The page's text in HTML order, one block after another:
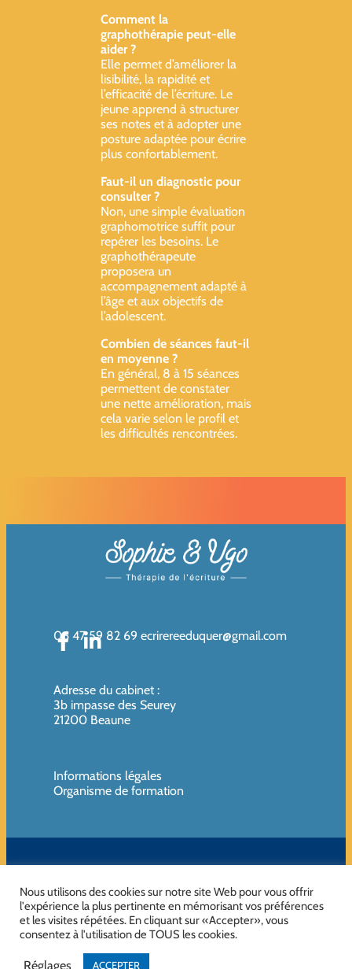
Comment la
graphothérapie peut-elle
aider ?
Elle permet d’améliorer la
lisibilité, la rapidité et
l’efficacité de l’écriture. Le
jeune apprend à structurer
ses notes et à adopter une
posture adaptée pour écrire
plus confortablement.
Faut-il un diagnostic pour
consulter ?
Non, une simple évaluation
graphomotrice suffit pour
repérer les besoins. Le
graphothérapeute
proposera un
accompagnement adapté à
l’âge et aux objectifs de
l’adolescent.
Combien de séances faut-il
en moyenne ?
En général, 8 à 15 séances
permettent de constater
une nette amélioration, mais
cela varie selon le profil et
les difficultés rencontrées.
06 47 59 82 69 ecrirereeduquer@gmail.com
Adresse du cabinet :
3b impasse des Seurey
21200 Beaune
Informations légales
Organisme de formation
No Result
Nous utilisons des cookies sur notre site Web pour vous offrir
l'expérience la plus pertinente en mémorisant vos préférences
et les visites répétées. En cliquant sur «Accepter», vous
consentez à l'utilisation de TOUS les cookies.
Réglages ACCEPTER